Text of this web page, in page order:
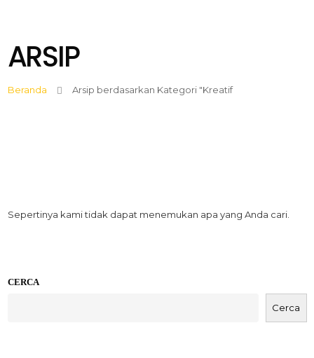
ARSIP
Beranda Arsip berdasarkan Kategori "Kreatif
Sepertinya kami tidak dapat menemukan apa yang Anda cari.
CERCA
Cerca